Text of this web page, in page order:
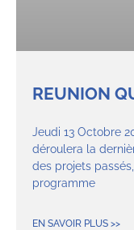
REUNION
Jeudi 13 Octobre
déroulera la
des projets
programme
EN SAVOIR PLUS >>